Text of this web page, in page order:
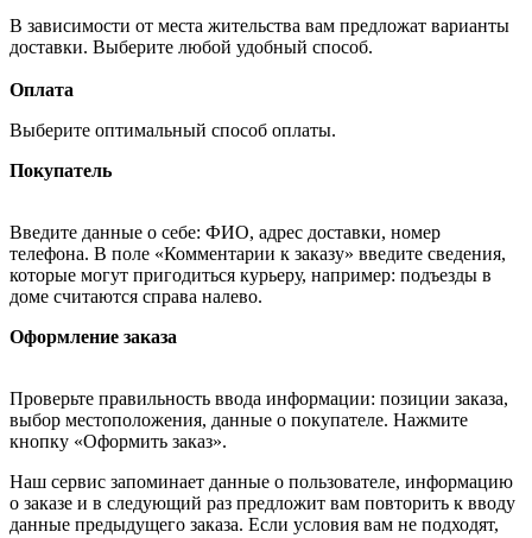
В зависимости от места жительства вам предложат варианты
доставки. Выберите любой удобный способ.
Оплата
Выберите оптимальный способ оплаты.
Покупатель
Введите данные о себе: ФИО, адрес доставки, номер
телефона. В поле «Комментарии к заказу» введите сведения,
которые могут пригодиться курьеру, например: подъезды в
доме считаются справа налево.
Оформление заказа
Проверьте правильность ввода информации: позиции заказа,
выбор местоположения, данные о покупателе. Нажмите
кнопку «Оформить заказ».
Наш сервис запоминает данные о пользователе, информацию
о заказе и в следующий раз предложит вам повторить к вводу
данные предыдущего заказа. Если условия вам не подходят,